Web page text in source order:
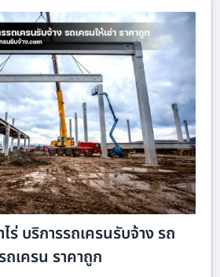
ร่ บริการรถเครนรับจ้าง รถ
ถเครน ราคาถูก